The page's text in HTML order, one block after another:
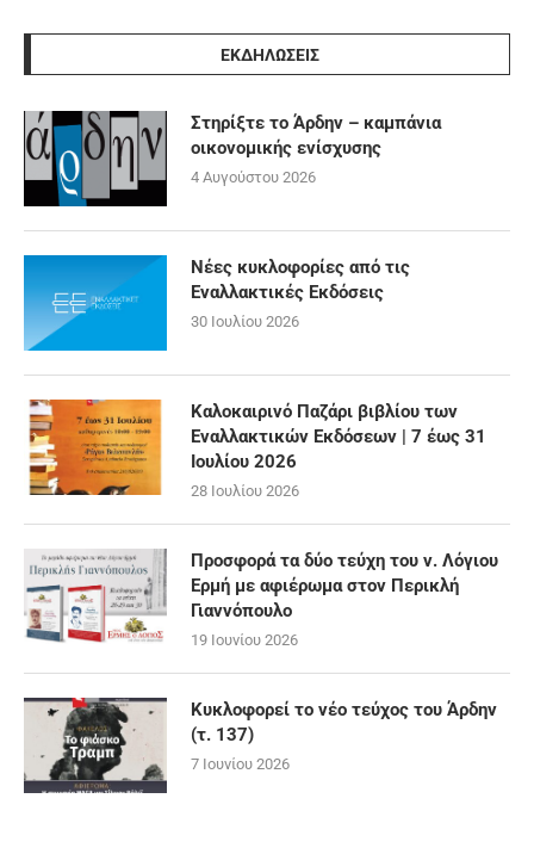
ΕΚΔΗΛΩΣΕΙΣ
Στηρίξτε το Άρδην – καμπάνια
οικονομικής ενίσχυσης
4 Αυγούστου 2026
Νέες κυκλοφορίες από τις
Εναλλακτικές Εκδόσεις
30 Ιουλίου 2026
Καλοκαιρινό Παζάρι βιβλίου των
Εναλλακτικών Εκδόσεων | 7 έως 31
Ιουλίου 2026
28 Ιουλίου 2026
Προσφορά τα δύο τεύχη του ν. Λόγιου
Ερμή με αφιέρωμα στον Περικλή
Γιαννόπουλο
19 Ιουνίου 2026
Κυκλοφορεί το νέο τεύχος του Άρδην
(τ. 137)
7 Ιουνίου 2026